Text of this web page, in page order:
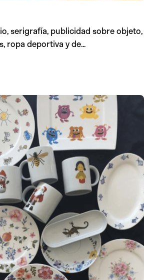
serigrafía, publicidad sobre objeto,
ropa deportiva y de...